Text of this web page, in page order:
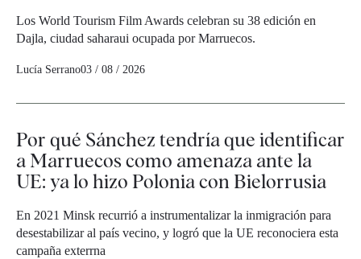
Los World Tourism Film Awards celebran su 38 edición en
Dajla, ciudad saharaui ocupada por Marruecos.
Lucía Serrano03 / 08 / 2026
Por qué Sánchez tendría que identificar
a Marruecos como amenaza ante la
UE: ya lo hizo Polonia con Bielorrusia
En 2021 Minsk recurrió a instrumentalizar la inmigración para
desestabilizar al país vecino, y logró que la UE reconociera esta
campaña exterrna